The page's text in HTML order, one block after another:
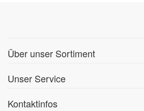
Über unser Sortiment
Unser Service
Kontaktinfos